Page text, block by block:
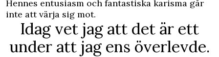
Hennes entusiasm och fantastiska karisma går
inte att värja sig mot.
Idag vet jag att det är ett
under att jag ens överlevde.